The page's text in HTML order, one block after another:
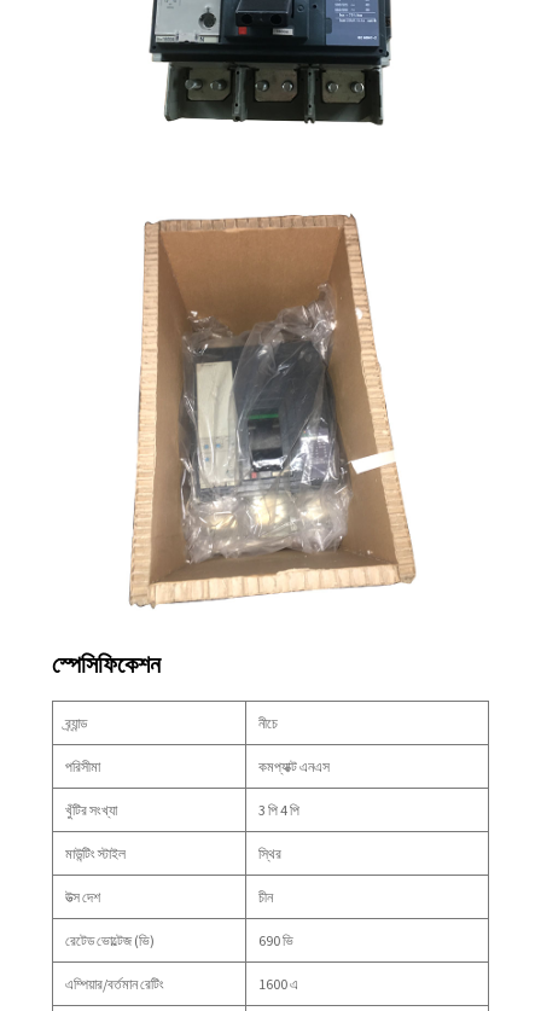
স্পেসিফিকেশন
ব্র্যান্ড নীচে
পরিসীমা কমপ্যাক্ট এনএস
খুঁটির সংখ্যা 3 পি 4 পি
মাউন্টিং স্টাইল স্থির
উত্স দেশ চীন
রেটেড ভোল্টেজ (ভি) 690 ভি
এম্পিয়ার/বর্তমান রেটিং 1600 এ